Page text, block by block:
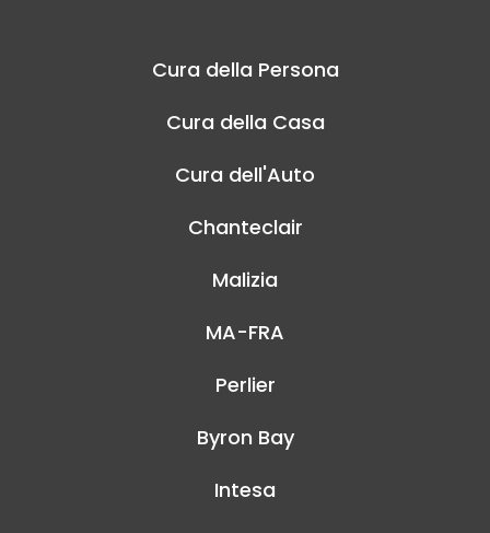
Cura della Persona
Cura della Casa
Cura dell'Auto
Chanteclair
Malizia
MA-FRA
Perlier
Byron Bay
Intesa